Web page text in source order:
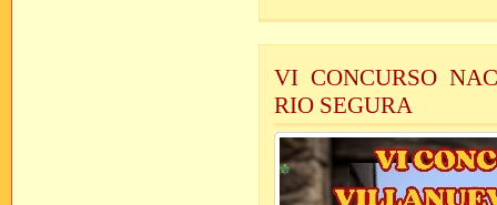
VI CONCURSO
RIO SEGURA